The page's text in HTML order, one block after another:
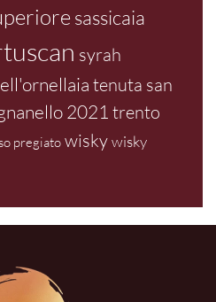
sassicaia
syrah
tenuta san
2021 trento
pregiato wiskywisky